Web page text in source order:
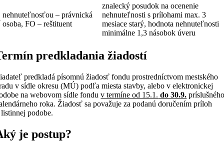
nehnuteľnosťou – právnická
osoba, FO – reštituent
znalecký posudok na ocenenie
nehnuteľnosti s prílohami max. 3
mesiace starý, hodnota nehnuteľnosti
minimálne 1,3 násobok úveru
predkladania žiadostí
predkladá písomnú žiadosť fondu prostredníctvom mestského
v sídle okresu (MÚ) podľa miesta stavby, alebo v elektronickej
na webovom sídle fonduv termíne od 15.1. do 30.9.
roka. Žiadosť sa považuje za podanú doručením príloh
podobe.
je postup?